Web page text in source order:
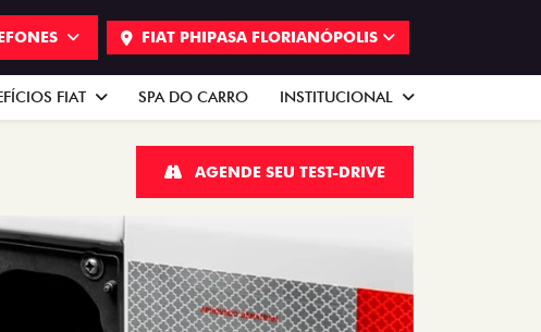
FIAT PHIPASA FLORIANÓPOLIS
FIAT SPA DO CARRO INSTITUCIONAL
AGENDE SEU TEST-DRIVE